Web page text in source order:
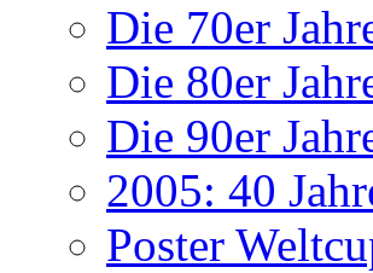
Die 70er
Die 80er
Die 90er
2005: 40
Poster